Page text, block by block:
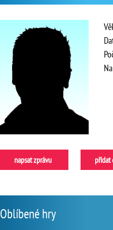
napsat zprávu přidat
Oblíbené hry